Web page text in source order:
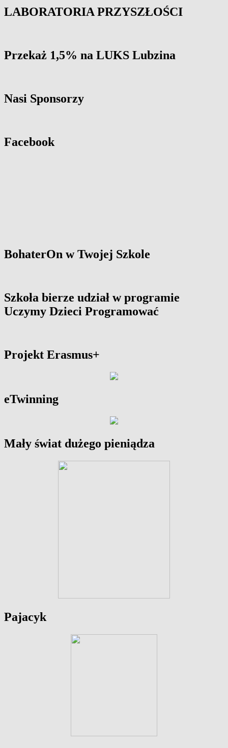
LABORATORIA PRZYSZŁOŚCI
Przekaż 1,5% na LUKS Lubzina
Nasi Sponsorzy
Facebook
BohaterOn w Twojej Szkole
Szkoła bierze udział w programie
Uczymy Dzieci Programować
Projekt Erasmus+
eTwinning
Mały świat dużego pieniądza
Pajacyk